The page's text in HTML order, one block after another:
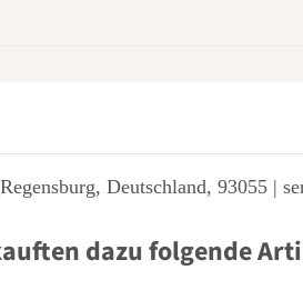
Deutschland, 93055 |
dazu folgende